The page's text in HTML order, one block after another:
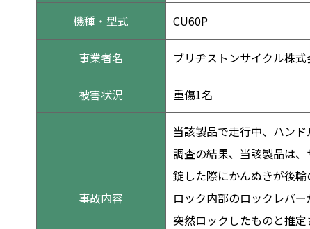
機種・型式 CU60P
事業者名 ブリヂストンサイクル株式
被害状況 重傷1名
事故内容
当該製品で走行中、ハン
調査の結果、当該製品は
錠した際にかんぬきが後
ロック内部のロックレバ
突然ロックしたものと推定